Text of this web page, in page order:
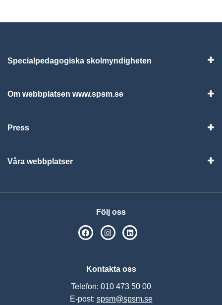
Specialpedagogiska skolmyndigheten
Om webbplatsen www.spsm.se
Press
Våra webbplatser
Följ oss
SPSM på Facebook
SPSM på Instagram
Kontakta oss
Telefon: 010 473 50 00
E-post: spsm@spsm.se